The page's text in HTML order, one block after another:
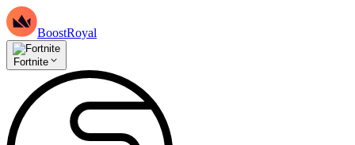
BoostRoyal
Fortnite